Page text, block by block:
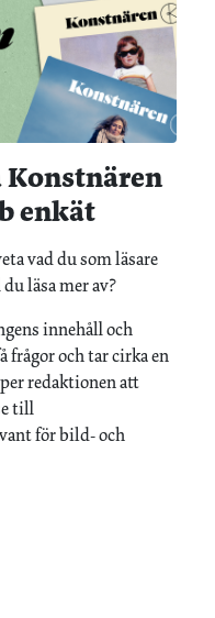
enkät
vad du som läsare
läsa mer av?
innehåll och
frågor och tar cirka en
redaktionen att
till
för bild- och